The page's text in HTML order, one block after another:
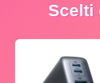
Scelti